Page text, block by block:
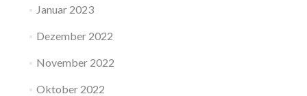
Januar 2023
Dezember 2022
November 2022
Oktober 2022